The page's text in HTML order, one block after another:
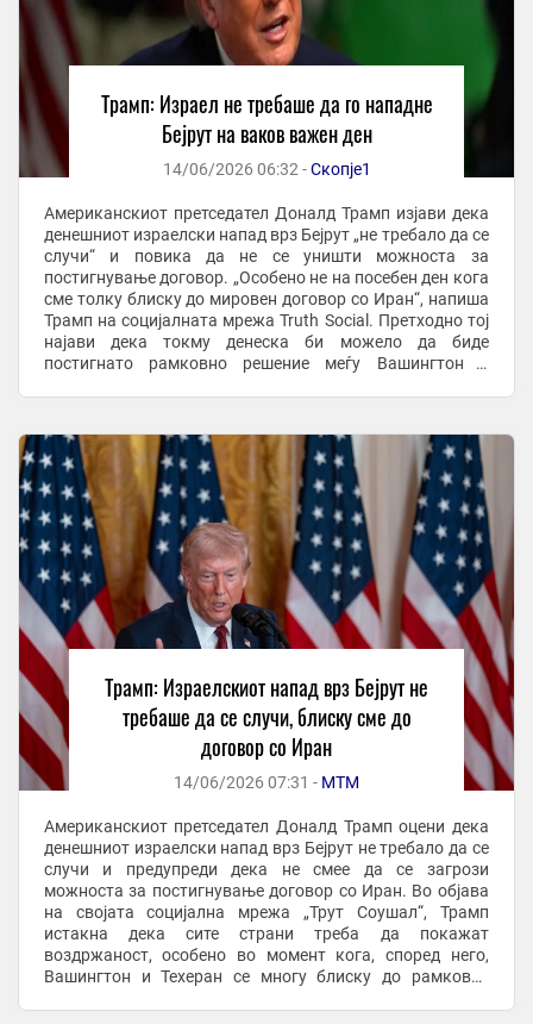
Трамп: Израел не требаше да го нападне
Бејрут на ваков важен ден
14/06/2026 06:32 -Скопје1
Американскиот претседател Доналд Трамп изјави дека
денешниот израелски напад врз Бејрут „не требало да се
случи“ и повика да не се уништи можноста за
постигнување договор. „Особено не на посебен ден кога
сме толку блиску до мировен договор со Иран“, напиша
Трамп на социјалната мрежа Truth Social. Претходно тој
најави дека токму денеска би можело да биде
постигнато рамковно решение меѓу Вашингтон и
Трамп: Израелскиот напад врз Бејрут не
требаше да се случи, блиску сме до
договор со Иран
14/06/2026 07:31 - МТМ
Американскиот претседател Доналд Трамп оцени дека
денешниот израелски напад врз Бејрут не требало да се
случи и предупреди дека не смее да се загрози
можноста за постигнување договор со Иран. Во објава
на својата социјална мрежа „Трут Соушал“, Трамп
истакна дека сите страни треба да покажат
воздржаност, особено во момент кога, според него,
Вашингтон и Техеран се многу блиску до рамковен